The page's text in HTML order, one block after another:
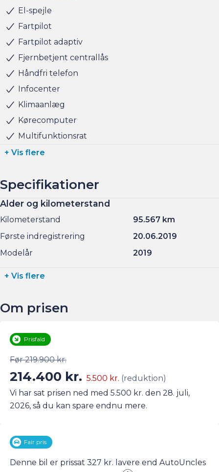
Vi ses i Søborg
El-spejle
Fartpilot
Fartpilot adaptiv
Fjernbetjent centrallås
Håndfri telefon
Infocenter
Klimaanlæg
Kørecomputer
Multifunktionsrat
+ Vis flere
Specifikationer
Alder og kilometerstand
Kilometerstand
95.567 km
Første indregistrering
20.06.2019
Modelår
2019
+ Vis flere
Om prisen
Prisfald
Før 219.900 kr.
214.400 kr. 5.500 kr. (reduktion)
Vi har sat prisen ned med 5.500 kr. den 28. juli,
2026, så du kan spare endnu mere.
Fair pris
Denne bil er prissat 327 kr. lavere end AutoUncles